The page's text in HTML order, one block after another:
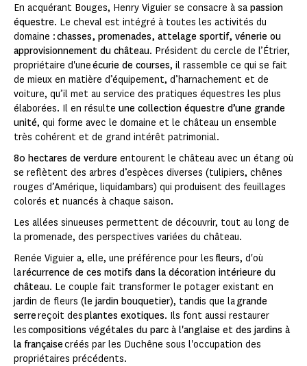
En acquérant Bouges, Henry Viguier se consacre à sa passion
équestre. Le cheval est intégré à toutes les activités du
domaine :chasses, promenades, attelage sportif, vénerie ou
approvisionnement du château. Président du cercle de l’Étrier,
propriétaire d'uneécurie de courses, il rassemble ce qui se fait
de mieux en matière d’équipement, d’harnachement et de
voiture, qu’il met au service des pratiques équestres les plus
élaborées. Il en résulte une collection équestre d’une grande
unité, qui forme avec le domaine et le château un ensemble
très cohérent et de grand intérêt patrimonial.
80 hectares de verdure entourent le châ­teau avec un étang où
se reflètent des arbres d’espèces di­verses (tulipiers, chênes
rouges d’Amérique, liquidambars) qui produisent des feuillages
colorés et nuancés à chaque saison.
Les allées sinueuses permettent de découvrir, tout au long de
la promenade, des perspectives variées du château.
Renée Viguier a, elle, une préférence pour les fleurs, d'où
larécurrence de ces motifs dans la décoration intérieure du
château. Le couple fait transformer le potager existant en
jardin de fleurs (le jardin bouquetier), tandis que lagrande
serrereçoit desplantes exotiques. Ils font aussi restaurer
lescompositions végétales du parc à l'anglaise et des jardins à
la françaisecréés par les Duchêne sous l'occupation des
propriétaires précédents.